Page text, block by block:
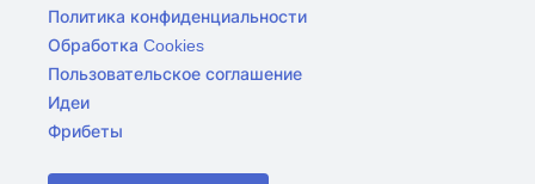
Политика конфиденциальности
Обработка Cookies
Пользовательское соглашение
Идеи
Фрибеты